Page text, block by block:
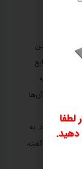
مشخص و معین
لغت در صنایع
ساختمانی، به چه مفهومی تعلق می‌گیرد. پروفیل یا Profile در زبان لاتین، به
ساختمان از آن‌ها
قرار می‌گیرد. به
باید گفت،
لطفا
دهید.